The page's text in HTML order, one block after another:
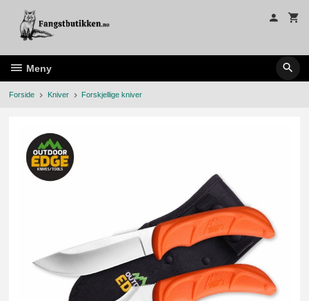
innholdet
Meny
Forside Kniver Forskjellige kniver